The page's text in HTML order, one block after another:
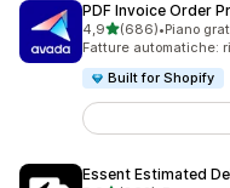
PDF Invoice Order
4,9stelle su 5
(686)
686 recensioni totali
•Piano
Fatture automatiche:
Built for Shopify
Essent Estimated